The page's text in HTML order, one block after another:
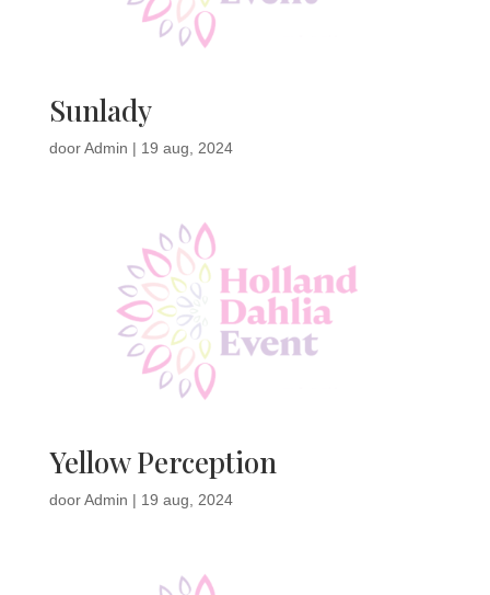
Sunlady
doorAdmin | 19 aug, 2024
Yellow Perception
doorAdmin | 19 aug, 2024